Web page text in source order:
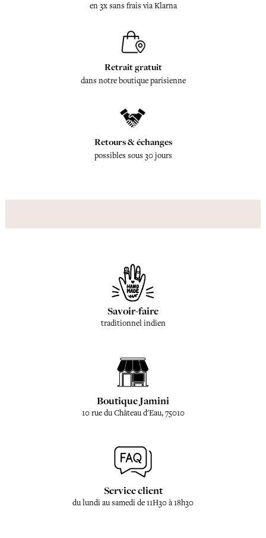
en 3x sans frais via Klarna
Retrait gratuit
dans notre boutique parisienne
Retours & échanges
possibles sous 30 jours
Savoir-faire
traditionnel indien
Boutique Jamini
10 rue du Château d'Eau, 75010
Service client
du lundi au samedi de 11H30 à 18h30